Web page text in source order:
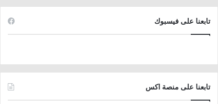
تابعنا على فيسبوك
تابعنا على منصة اكس